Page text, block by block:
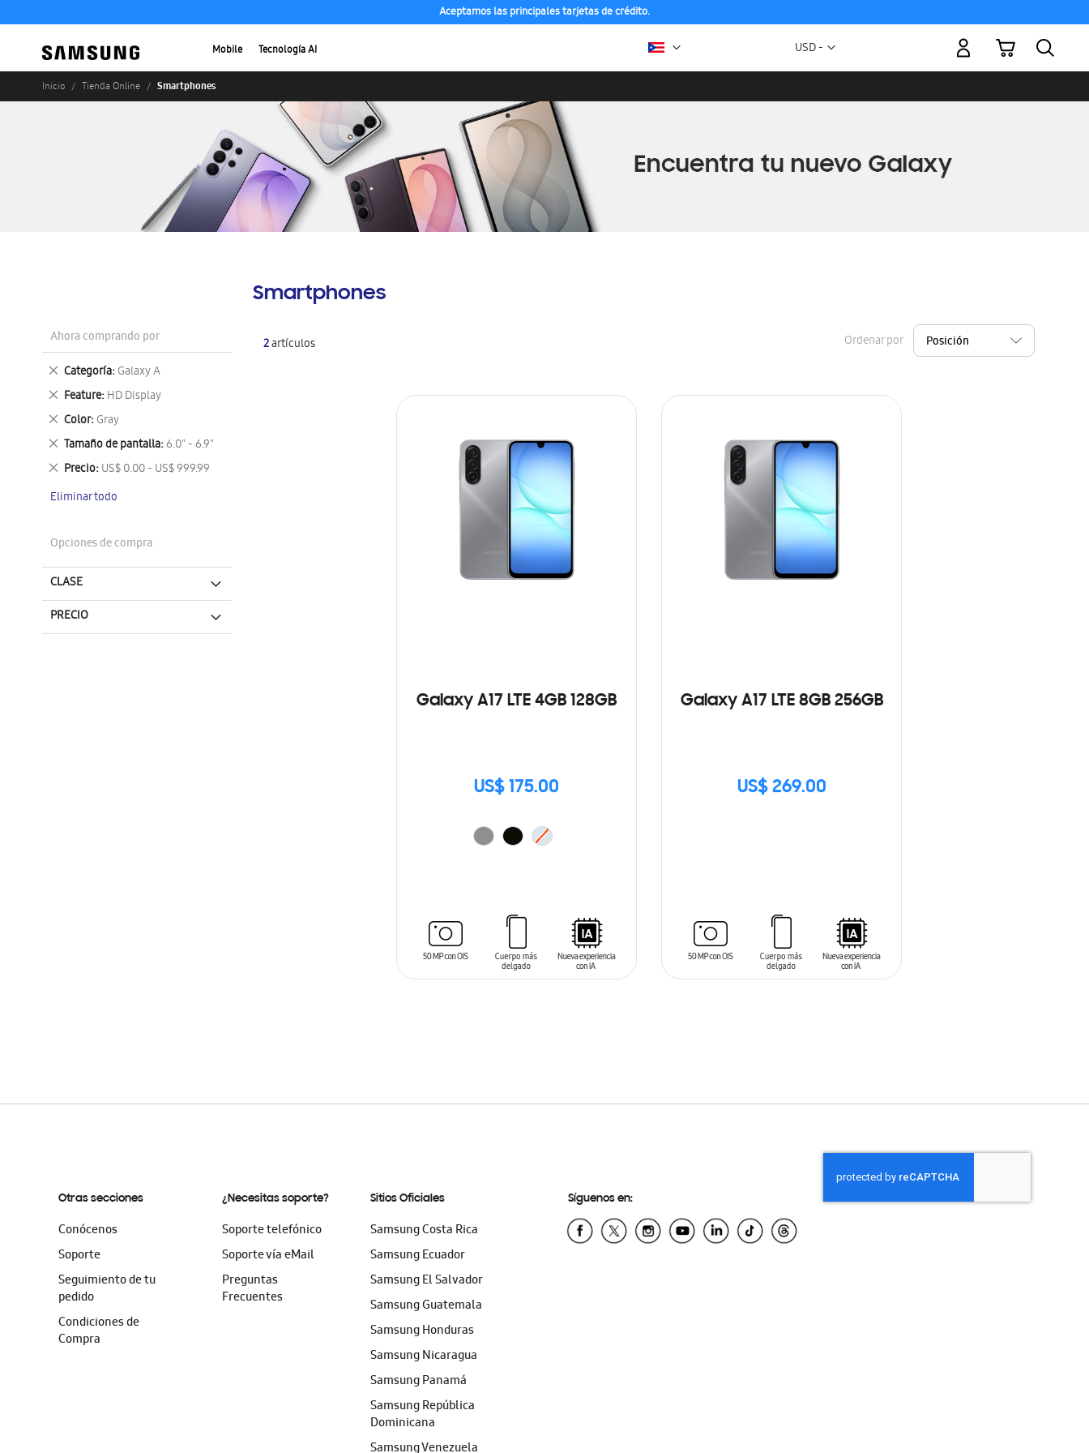
Aceptamos las principales tarjetas de crédito.
Mobile Tecnología AI Moneda
USD -
Mi carrito
Inicio Tienda Online Smartphones
Smartphones
2artículos Ordenar por
Galaxy A17 LTE 4GB 128GB
US$ 175.00
Galaxy A17 LTE 8GB 256GB
US$ 269.00
SIN
Ahora comprando por
Categoría Galaxy A
Eliminar
este
artículo
Feature HD Display
Eliminar
este
artículo
Color Gray
Eliminar
este
artículo
Tamaño de pantalla 6.0" - 6.9"
Eliminar
este
artículo
Precio US$ 0.00 - US$ 999.99
Eliminar
artículo
Eliminar todo
Opciones de compra
CLASE
PRECIO
Otras secciones
Conócenos
Soporte
Seguimiento de tu
pedido
Condiciones de
Compra
¿Necesitas soporte?
Soporte telefónico
Soporte vía eMail
Preguntas
Frecuentes
Sitios Oficiales
Samsung Costa Rica
Samsung Ecuador
Samsung El Salvador
Samsung Guatemala
Samsung Honduras
Samsung Nicaragua
Samsung Panamá
Samsung República
Dominicana
Samsung Venezuela
Síguenos en: